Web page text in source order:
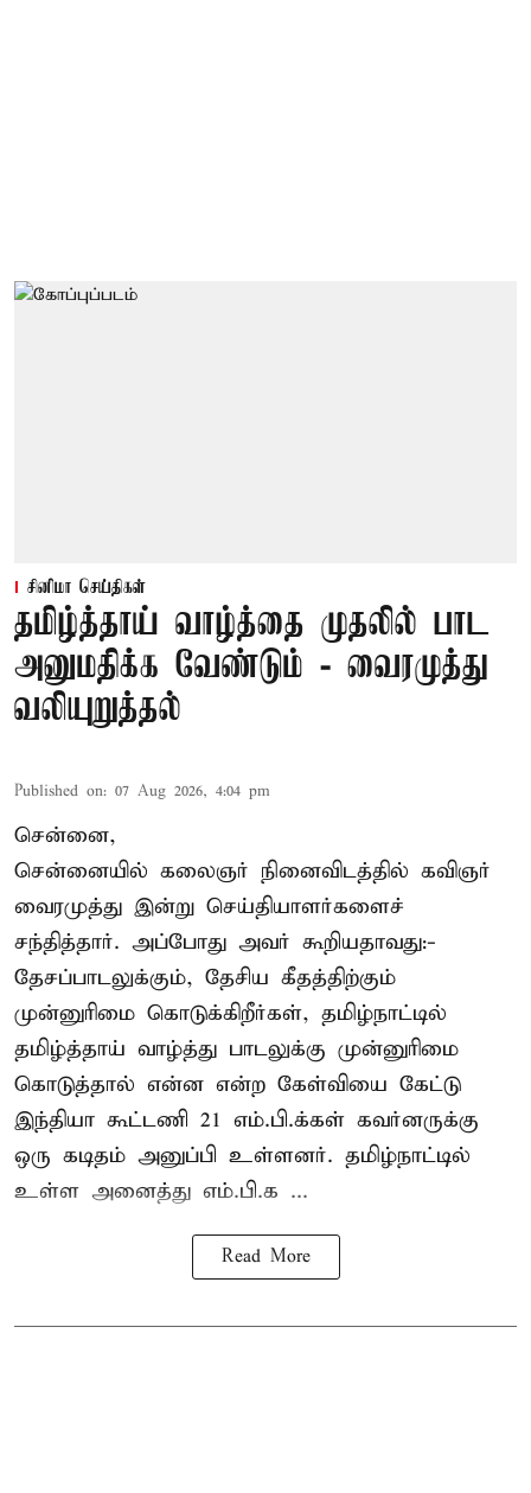
சினிமா செய்திகள்
தமிழ்த்தாய் வாழ்த்தை முதலில் பாட
அனுமதிக்க வேண்டும் - வைரமுத்து
வலியுறுத்தல்
Published on: 07 Aug 2026, 4:04 pm
சென்னை,
சென்னையில் கலைஞர் நினைவிடத்தில் கவிஞர்
வைரமுத்து இன்று செய்தியாளர்களைச்
சந்தித்தார். அப்போது அவர் கூறியதாவது:-
தேசப்பாடலுக்கும், தேசிய கீதத்திற்கும்
முன்னுரிமை கொடுக்கிறீர்கள், தமிழ்நாட்டில்
தமிழ்த்தாய் வாழ்த்து பாடலுக்கு முன்னுரிமை
கொடுத்தால் என்ன என்ற கேள்வியை கேட்டு
இந்தியா கூட்டணி 21 எம்.பி.க்கள் கவர்னருக்கு
ஒரு கடிதம் அனுப்பி உள்ளனர். தமிழ்நாட்டில்
உள்ள அனைத்து எம்.பி.க ...
Read More